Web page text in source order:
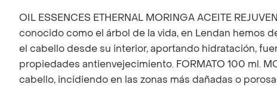
OIL ESSENCES ETHERNAL MORINGA ACEITE
conocido como el árbol de la vida, en Lendan hemos
el cabello desde su interior, aportando hidratación,
propiedades antienvejecimiento. FORMATO 100 ml.
cabello, incidiendo en las zonas más dañadas o